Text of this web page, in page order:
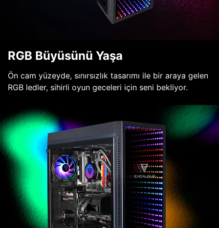
RGB Büyüsünü Yaşa
Ön cam yüzeyde, sınırsızlık tasarımı ile bir araya gelen
RGB ledler, sihirli oyun geceleri için seni bekliyor.